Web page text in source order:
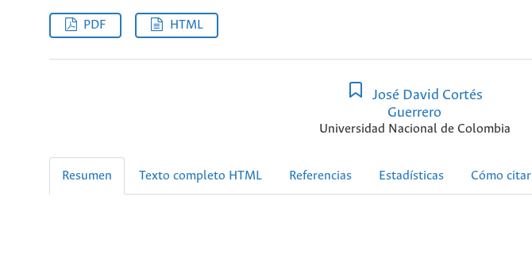
PDF HTML
José David Cortés
Guerrero
Universidad Nacional de Colombia
Resumen Texto completo HTML Referencias Estadísticas Cómo citar